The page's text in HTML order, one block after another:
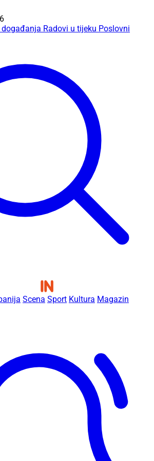
događanja Radovi u tijeku Poslovni
Scena Sport Kultura Magazin